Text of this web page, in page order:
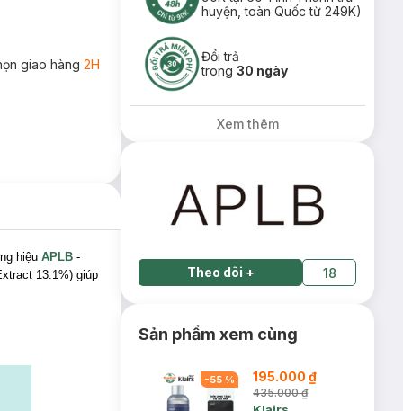
giao hàng 2H
hiệu APLB -
13.1%) giúp
huyện, toàn Quốc từ 249K)
Đổi trả
trong30 ngày
Xem thêm
Theo dõi + 18
Sản phẩm xem cùng
-55 % 195.000 ₫
435.000 ₫